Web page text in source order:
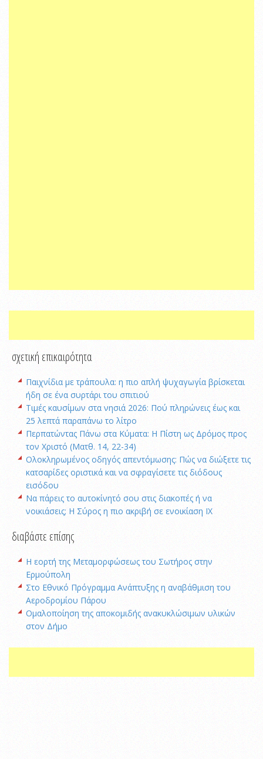
σχετική επικαιρότητα
Παιχνίδια με τράπουλα: η πιο απλή ψυχαγωγία βρίσκεται
ήδη σε ένα συρτάρι του σπιτιού
Τιμές καυσίμων στα νησιά 2026: Πού πληρώνεις έως και
25 λεπτά παραπάνω το λίτρο
Περπατώντας Πάνω στα Κύματα: Η Πίστη ως Δρόμος προς
τον Χριστό (Ματθ. 14, 22-34)
Ολοκληρωμένος οδηγός απεντόμωσης: Πώς να διώξετε τις
κατσαρίδες οριστικά και να σφραγίσετε τις διόδους
εισόδου
Να πάρεις το αυτοκίνητό σου στις διακοπές ή να
νοικιάσεις; Η Σύρος η πιο ακριβή σε ενοικίαση ΙΧ
διαβάστε επίσης
Η εορτή της Μεταμορφώσεως του Σωτήρος στην
Ερμούπολη
Στο Εθνικό Πρόγραμμα Ανάπτυξης η αναβάθμιση του
Αεροδρομίου Πάρου
Ομαλοποίηση της αποκομιδής ανακυκλώσιμων υλικών
στον Δήμο